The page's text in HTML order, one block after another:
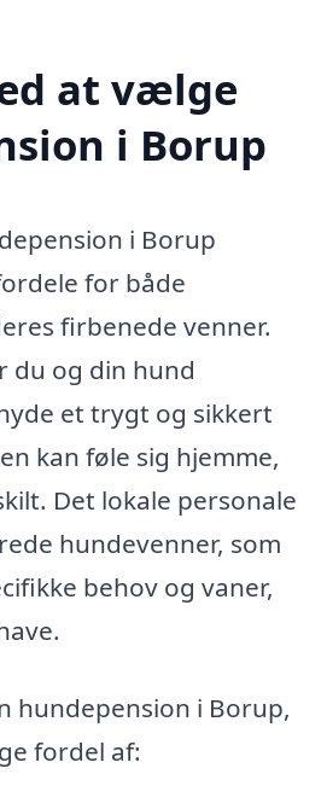
at vælge
i Borup
i Borup
for både
firbenede venner.
du og din hund
et trygt og sikkert
kan føle sig hjemme,
Det lokale personale
hundevenner, som
behov og vaner,
hundepension i Borup,
fordel af: